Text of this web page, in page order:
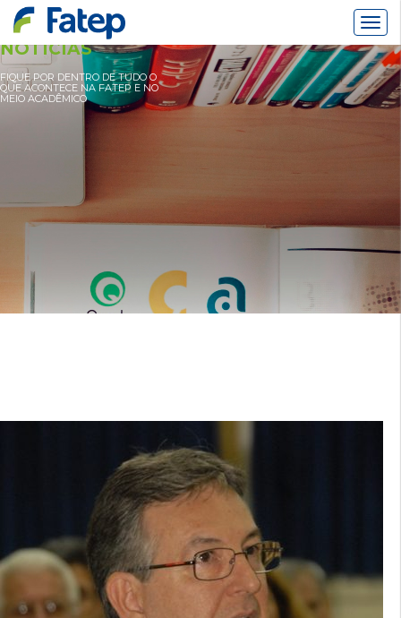
NOTÍCIAS
FIQUE POR DENTRO DE TUDO O
QUE ACONTECE NA FATEP E NO
MEIO ACADÊMICO